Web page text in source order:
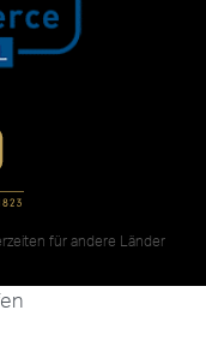
für andere Länder